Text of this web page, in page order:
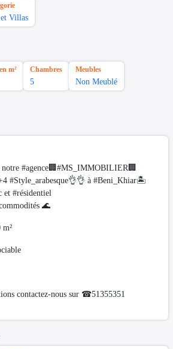
Villas
m² Chambres
5
Meubles
Non Meublé
#agence🏢#MS_IMMOBILIER🏢
#Style_arabesque👌👌 à #Beni_Khiar🏝
#résidentiel
🌊
contactez-nous sur ☎51355351